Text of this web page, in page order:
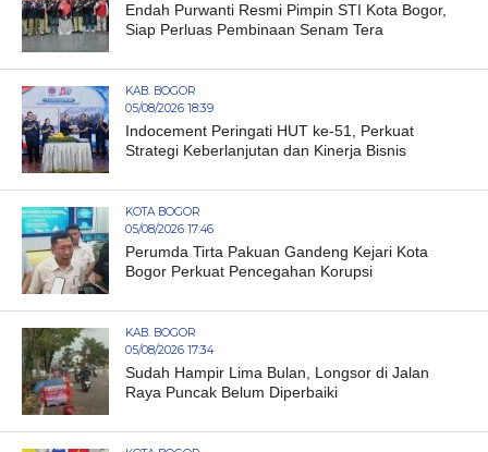
Endah Purwanti Resmi Pimpin STI Kota Bogor,
Siap Perluas Pembinaan Senam Tera
KAB. BOGOR
05/08/2026 18:39
Indocement Peringati HUT ke-51, Perkuat
Strategi Keberlanjutan dan Kinerja Bisnis
KOTA BOGOR
05/08/2026 17:46
Perumda Tirta Pakuan Gandeng Kejari Kota
Bogor Perkuat Pencegahan Korupsi
KAB. BOGOR
05/08/2026 17:34
Sudah Hampir Lima Bulan, Longsor di Jalan
Raya Puncak Belum Diperbaiki